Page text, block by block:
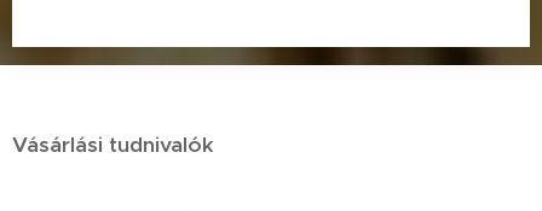
Vásárlási tudnivalók